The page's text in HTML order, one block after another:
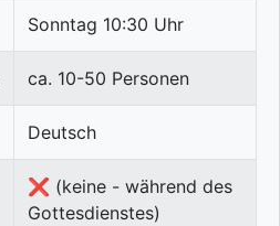
Sonntag 10:30 Uhr
ca. 10-50 Personen
Deutsch
❌ (keine - während des
Gottesdienstes)